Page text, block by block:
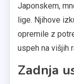
Japonskem,
lige. Njihove
opremile z
uspeh na višjih
Zadnja